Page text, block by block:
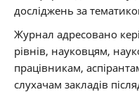
досліджень за
Журнал адресовано
рівнів, науковцям,
працівникам,
слухачам закладів